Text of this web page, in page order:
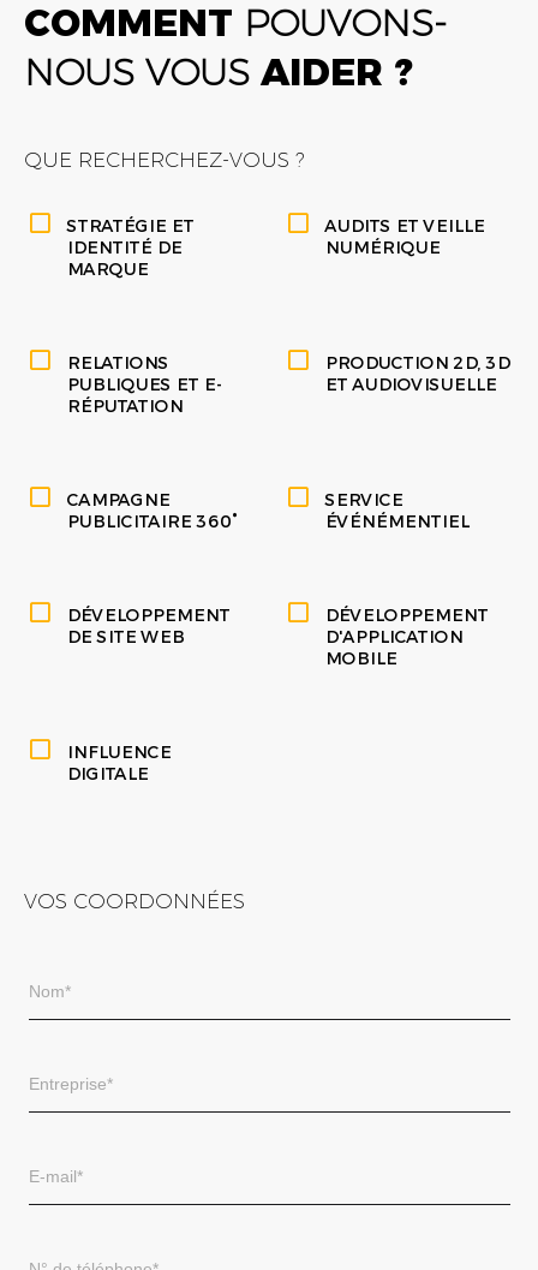
COMMENT POUVONS-
NOUS VOUS AIDER ?
QUE RECHERCHEZ-VOUS ?
STRATÉGIE ET
IDENTITÉ DE
MARQUE
AUDITS ET VEILLE
NUMÉRIQUE
RELATIONS
PUBLIQUES ET E-
RÉPUTATION
PRODUCTION 2D, 3D
ET AUDIOVISUELLE
CAMPAGNE
PUBLICITAIRE 360°
SERVICE
ÉVÉNÉMENTIEL
DÉVELOPPEMENT
DE SITE WEB
DÉVELOPPEMENT
D'APPLICATION
MOBILE
INFLUENCE
DIGITALE
VOS COORDONNÉES